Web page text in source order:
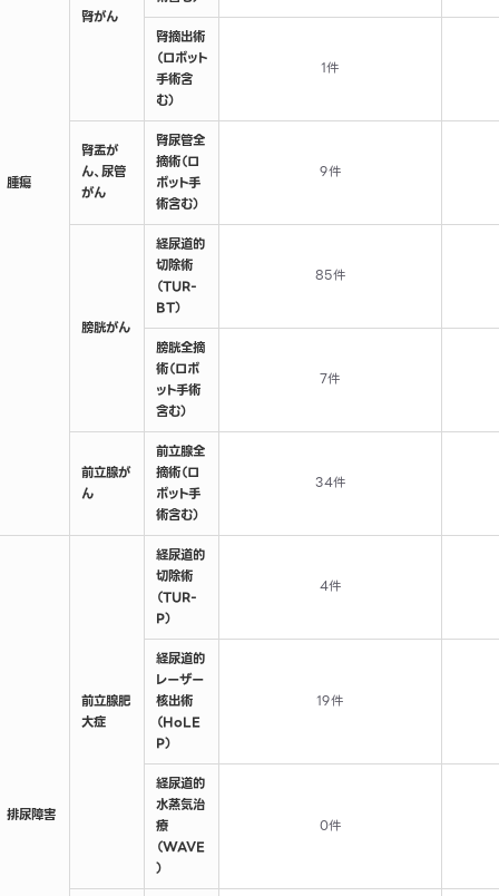
腫瘍
腎がん
腎摘出術
（ロボット
手術含
む）
1件
腎盂が
ん、尿管
がん
腎尿管全
摘術（ロ
ボット手
術含む）
9件
膀胱がん
経尿道的
切除術
（TUR-
BT）
85件
膀胱全摘
術（ロボ
ット手術
含む）
7件
前立腺が
ん
前立腺全
摘術（ロ
ボット手
術含む）
34件
排尿障害
前立腺肥
大症
経尿道的
切除術
（TUR-
P）
4件
経尿道的
レーザー
核出術
（HoLE
P）
19件
経尿道的
水蒸気治
療
（WAVE
）
0件